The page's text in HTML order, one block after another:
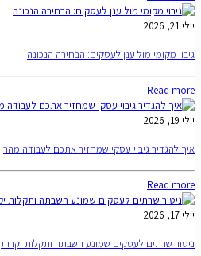
יולי 21, 2026
גיבוי מקומי מול ענן לעסקים: הבחירה הנכונה
Read more
יולי 19, 2026
איך להגדיר גיבוי עסקי שמחזיר אתכם לעבודה מהר
Read more
יולי 17, 2026
ניטור שרתים לעסקים שמונע השבתה ותקלות יקרות